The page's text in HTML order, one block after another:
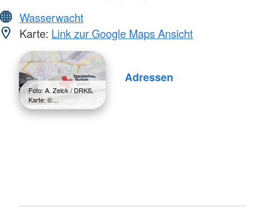
Wasserwacht
Karte: Link zur Google Maps Ansicht
Foto: A. Zelck / DRKS,
Karte: ©…
Adressen